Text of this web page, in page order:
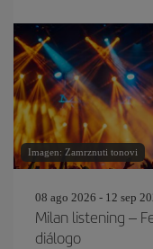
Imagen: Zamrznuti tonovi
08 ago 2026 - 12 sep
Milan listening –
diálogo